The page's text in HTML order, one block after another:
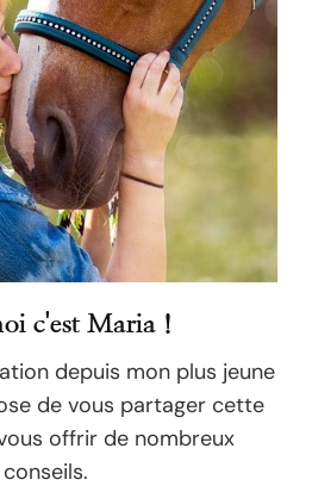
c'est Maria !
depuis mon plus jeune
de vous partager cette
offrir de nombreux
conseils.